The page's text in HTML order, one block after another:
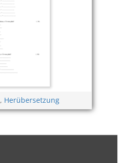
, Herübersetzung